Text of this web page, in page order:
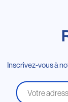
Inscrivez-vous à